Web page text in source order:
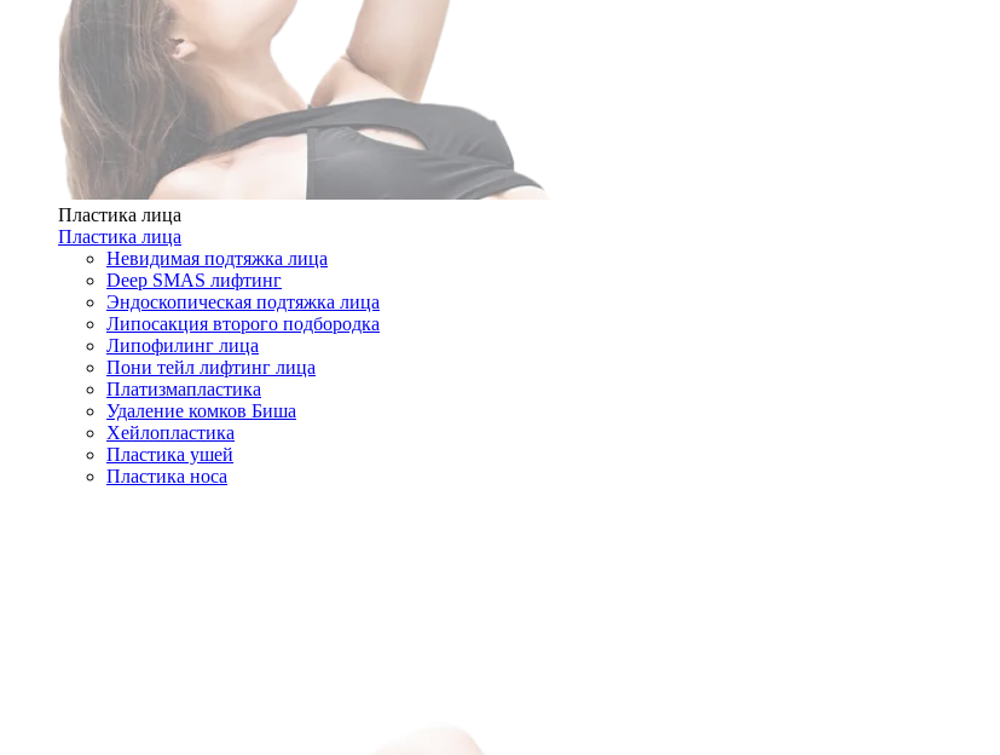
Пластика лица
Пластика лица
Невидимая подтяжка лица
Deep SMAS лифтинг
Эндоскопическая подтяжка лица
Липосакция второго подбородка
Липофилинг лица
Пони тейл лифтинг лица
Платизмапластика
Удаление комков Биша
Хейлопластика
Пластика ушей
Пластика носа